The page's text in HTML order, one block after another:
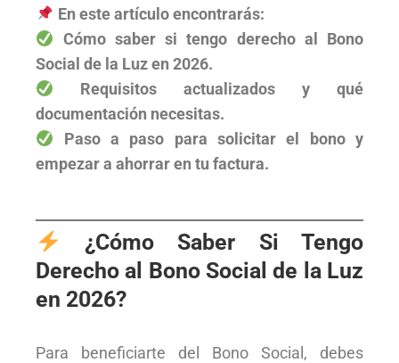
En este artículo encontrarás:
Cómo saber si tengo derecho al Bono
Social de la Luz en 2026.
Requisitos actualizados y qué
documentación necesitas.
Paso a paso para solicitar el bono y
empezar a ahorrar en tu factura.
¿Cómo Saber Si Tengo
Derecho al Bono Social de la Luz
en 2026?
Para beneficiarte del Bono Social, debes